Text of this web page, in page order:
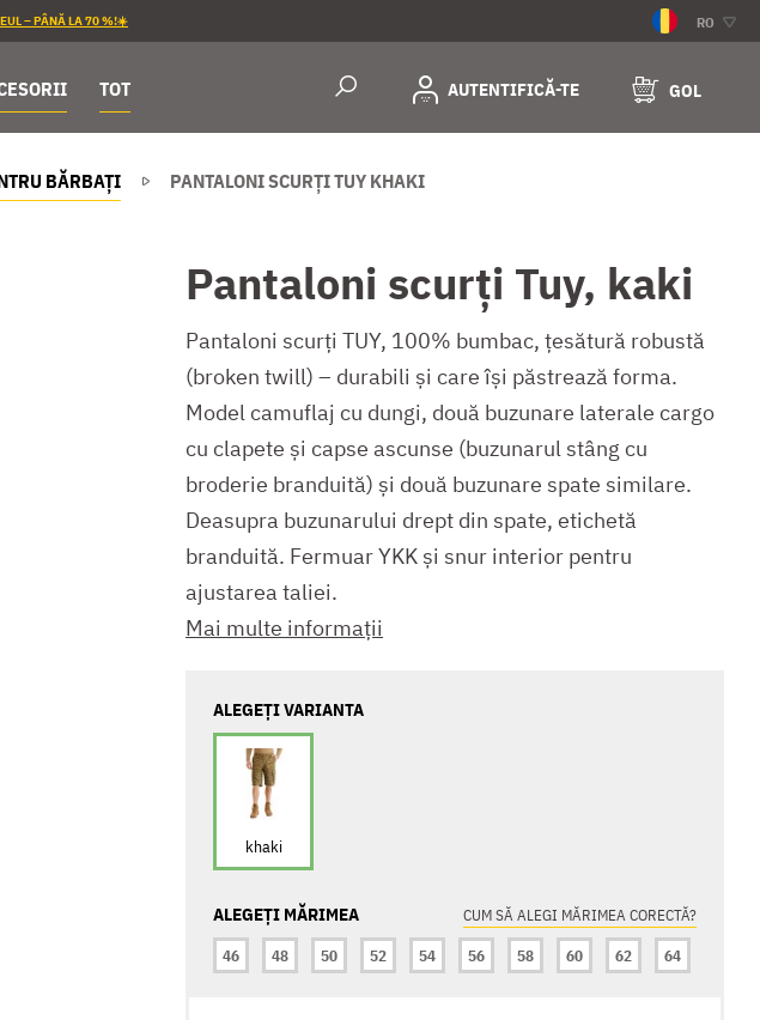
– PÂNĂ LA 70 %!☀️ RO
TOT AUTENTIFICĂ-TE GOL
BĂRBAȚI PANTALONI SCURȚI TUY KHAKI
Pantaloni scurți Tuy, kaki
Pantaloni scurți TUY, 100% bumbac, țesătură robustă
(broken twill) – durabili și care își păstrează forma.
Model camuflaj cu dungi, două buzunare laterale cargo
cu clapete și capse ascunse (buzunarul stâng cu
broderie branduită) și două buzunare spate similare.
Deasupra buzunarului drept din spate, etichetă
branduită. Fermuar YKK și snur interior pentru
ajustarea taliei.
Mai multe informații
ALEGEȚI VARIANTA
khaki
ALEGEȚI MĂRIMEA
CUM SĂ ALEGI MĂRIMEA CORECTĂ?
46
48 50 52 54 56 58 60 62 64